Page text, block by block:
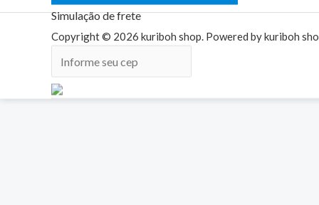
Copyright © 2026 kuriboh shop. Powered by kuriboh
Anime
quantidade
Simulação de frete